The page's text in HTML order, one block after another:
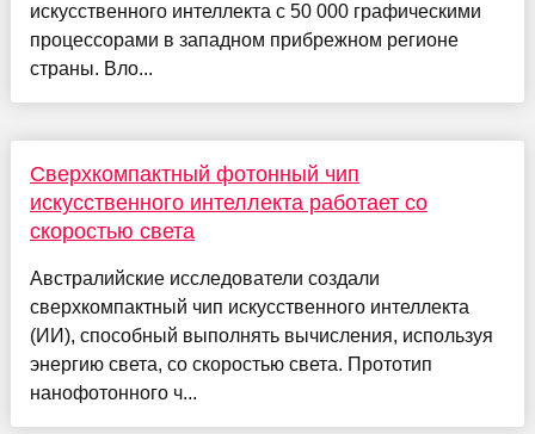
искусственного интеллекта с 50 000 графическими
процессорами в западном прибрежном регионе
страны. Вло...
Сверхкомпактный фотонный чип
искусственного интеллекта работает со
скоростью света
Австралийские исследователи создали
сверхкомпактный чип искусственного интеллекта
(ИИ), способный выполнять вычисления, используя
энергию света, со скоростью света. Прототип
нанофотонного ч...